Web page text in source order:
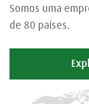
Somos uma
de 80 países.